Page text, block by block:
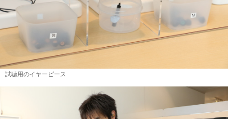
試聴用のイヤーピース